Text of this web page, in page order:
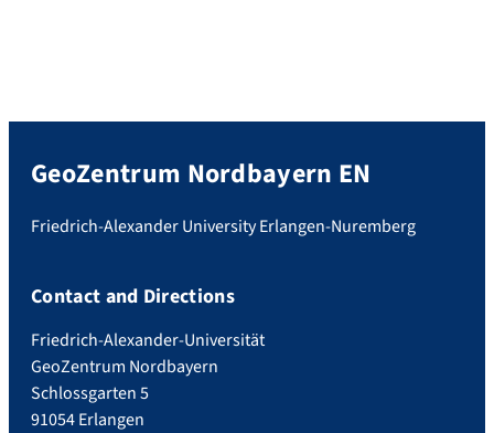
GeoZentrum Nordbayern EN
Friedrich-Alexander University Erlangen-Nuremberg
Contact and Directions
Friedrich-Alexander-Universität
GeoZentrum Nordbayern
Schlossgarten 5
91054 Erlangen